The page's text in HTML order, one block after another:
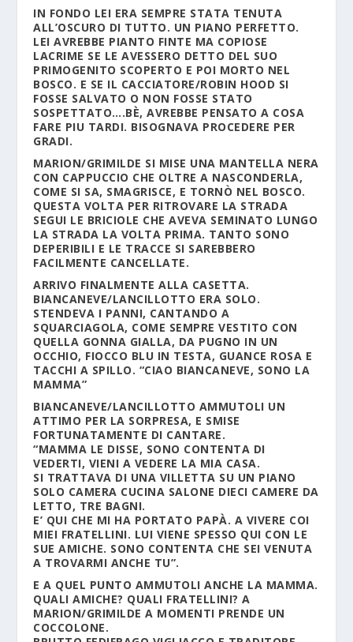
IN FONDO LEI ERA SEMPRE STATA TENUTA
ALL’OSCURO DI TUTTO. UN PIANO PERFETTO.
LEI AVREBBE PIANTO FINTE MA COPIOSE
LACRIME SE LE AVESSERO DETTO DEL SUO
PRIMOGENITO SCOPERTO E POI MORTO NEL
BOSCO. E SE IL CACCIATORE/ROBIN HOOD SI
FOSSE SALVATO O NON FOSSE STATO
SOSPETTATO….BÈ, AVREBBE PENSATO A COSA
FARE PIU TARDI. BISOGNAVA PROCEDERE PER
GRADI.
MARION/GRIMILDE SI MISE UNA MANTELLA NERA
CON CAPPUCCIO CHE OLTRE A NASCONDERLA,
COME SI SA, SMAGRISCE, E TORNÒ NEL BOSCO.
QUESTA VOLTA PER RITROVARE LA STRADA
SEGUI LE BRICIOLE CHE AVEVA SEMINATO LUNGO
LA STRADA LA VOLTA PRIMA. TANTO SONO
DEPERIBILI E LE TRACCE SI SAREBBERO
FACILMENTE CANCELLATE.
ARRIVO FINALMENTE ALLA CASETTA.
BIANCANEVE/LANCILLOTTO ERA SOLO.
STENDEVA I PANNI, CANTANDO A
SQUARCIAGOLA, COME SEMPRE VESTITO CON
QUELLA GONNA GIALLA, DA PUGNO IN UN
OCCHIO, FIOCCO BLU IN TESTA, GUANCE ROSA E
TACCHI A SPILLO. “CIAO BIANCANEVE, SONO LA
MAMMA”
BIANCANEVE/LANCILLOTTO AMMUTOLI UN
ATTIMO PER LA SORPRESA, E SMISE
FORTUNATAMENTE DI CANTARE.
“MAMMA LE DISSE, SONO CONTENTA DI
VEDERTI, VIENI A VEDERE LA MIA CASA.
SI TRATTAVA DI UNA VILLETTA SU UN PIANO
SOLO CAMERA CUCINA SALONE DIECI CAMERE DA
LETTO, TRE BAGNI.
E’ QUI CHE MI HA PORTATO PAPÀ. A VIVERE COI
MIEI FRATELLINI. LUI VIENE SPESSO QUI CON LE
SUE AMICHE. SONO CONTENTA CHE SEI VENUTA
A TROVARMI ANCHE TU”.
E A QUEL PUNTO AMMUTOLI ANCHE LA MAMMA.
QUALI AMICHE? QUALI FRATELLINI? A
MARION/GRIMILDE A MOMENTI PRENDE UN
COCCOLONE.